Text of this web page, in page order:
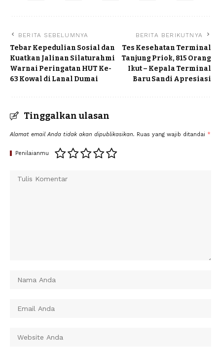
BERITA SEBELUMNYA
Tebar Kepedulian Sosial dan
Kuatkan Jalinan Silaturahmi
Warnai Peringatan HUT Ke-
63 Kowal di Lanal Dumai
BERITA BERIKUTNYA
Tes Kesehatan Terminal
Tanjung Priok, 815 Orang
Ikut – Kepala Terminal
Baru Sandi Apresiasi
Tinggalkan ulasan
Alamat email Anda tidak akan dipublikasikan. Ruas yang wajib ditandai *
Penilaianmu